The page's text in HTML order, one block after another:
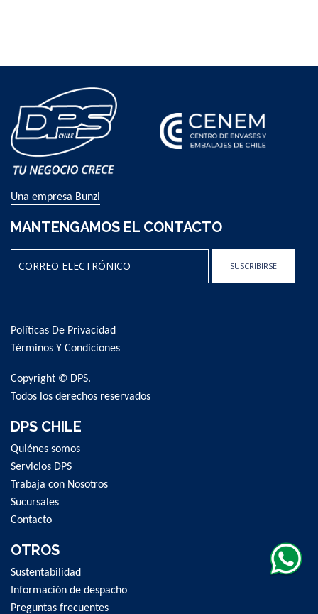
Una empresa Bunzl
MANTENGAMOS EL CONTACTO
Our
Newsletter:
SUSCRIBIRSE
Políticas De Privacidad
Términos Y Condiciones
Copyright © DPS.
Todos los derechos reservados
DPS CHILE
Quiénes somos
Servicios DPS
Trabaja con Nosotros
Sucursales
Contacto
OTROS
Sustentabilidad
Información de despacho
Preguntas frecuentes